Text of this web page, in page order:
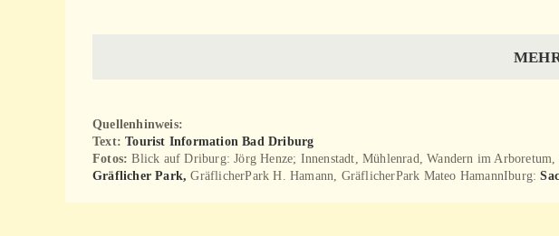
Quellenhinweis:
Text:Tourist Information Bad Driburg
Fotos:Blick auf Driburg: Jörg Henze; Innenstadt, Mühlenrad, Wandern im
Gräflicher Park, GräflicherPark H. Hamann, GräflicherPark Mateo HamannIburg: